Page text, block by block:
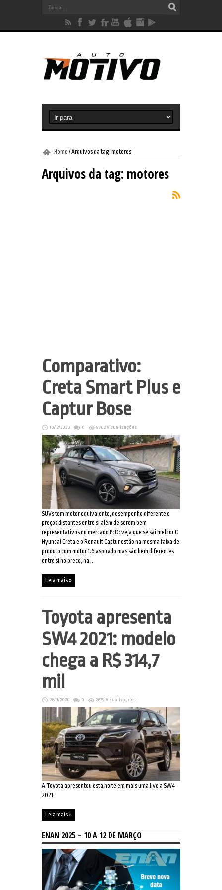
Home /Arquivos da tag: motores
Arquivos da tag: motores
Comparativo:
Creta Smart Plus e
Captur Bose
10/12/2020 0 9702 Visualizações
SUVs tem motor equivalente, desempenho diferente e
preços distantes entre si além de serem bem
representativos no mercado PcD: veja que se sai melhor O
Hyundai Creta e o Renault Captur estão na mesma faixa de
produto com motor 1.6 aspirado mas são bem diferentes
entre si no preço, na ...
Leia mais »
Toyota apresenta
SW4 2021: modelo
chega a R$ 314,7
mil
26/11/2020 0 2679 Visualizações
A Toyota apresentou esta noite em mais uma live a SW4
2021
Leia mais »
ENAN 2025 – 10 A 12 DE MARÇO